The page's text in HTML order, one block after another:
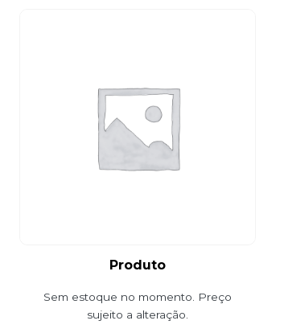
Produto
Sem estoque no momento. Preço
sujeito a alteração.